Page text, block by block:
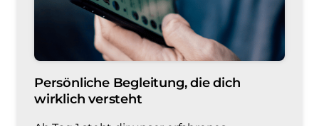
Persönliche Begleitung, die dich
wirklich versteht